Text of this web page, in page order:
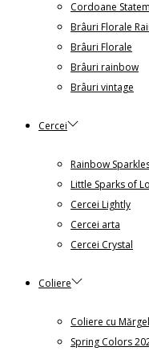
Cordoane
Brâuri Florale
Brâuri Florale
Brâuri rainbow
Brâuri vintage
Cercei
Rainbow
Little Sparks of
Cercei Lightly
Cercei arta
Cercei Crystal
Coliere
Coliere cu
Spring Colors